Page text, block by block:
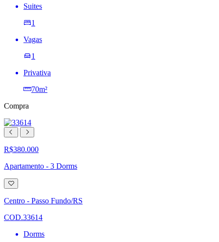
Suites
1
Vagas
1
Privativa
70m²
Compra
R$380.000
Apartamento - 3 Dorms
Adicionar
à
lista
de
Centro - Passo Fundo/RS
COD.33614
Dorms